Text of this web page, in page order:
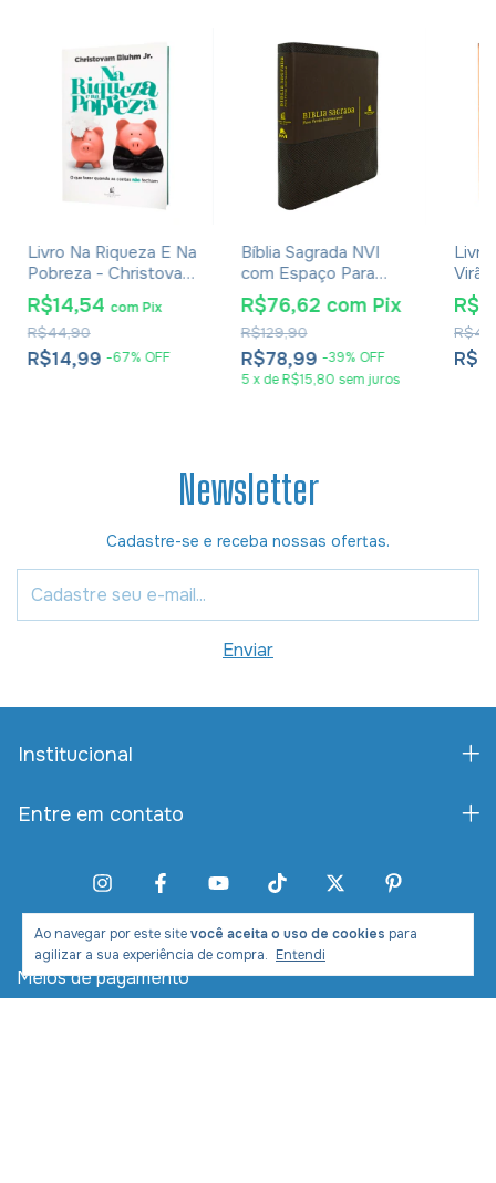
Ao navegar por este sitevocê aceita o uso de cookies para
agilizar a sua experiência de compra. Entendi
Livro Na Riqueza E Na
Pobreza - Christovam
Bluhm Jr.
R$14,99 -67% OFF
R$44,90
R$14,54 com Pix
Bíblia Sagrada NVI
com Espaço Para
Anotações - Capa
Luxo Marrom
R$78,99 -39% OFF
R$129,90
R$76,62 com Pix
5 xdeR$15,80 sem juros
Newsletter
Cadastre-se e receba nossas ofertas.
Institucional
Entre em contato
Meios de pagamento